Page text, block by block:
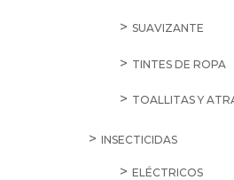
SUAVIZANTE
TINTES DE ROPA
TOALLITAS Y
INSECTICIDAS
ELÉCTRICOS